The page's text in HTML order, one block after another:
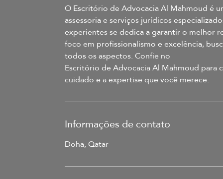
O Escritório de Advocacia Al Mahmoud é
assessoria e serviços jurídicos
experientes se dedica a garantir o melhor
foco em profissionalismo e excelência,
todos os aspectos. Confie no
Escritório de Advocacia Al Mahmoud para
cuidado e a expertise que você merece.
Informações de contato
Doha, Qatar